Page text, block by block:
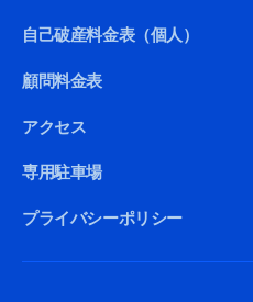
自己破産料金表（個人）
顧問料金表
アクセス
専用駐車場
プライバシーポリシー